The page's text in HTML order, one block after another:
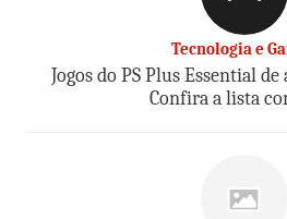
Tecnologia e
Jogos do PS Plus Essential
Confira a lista